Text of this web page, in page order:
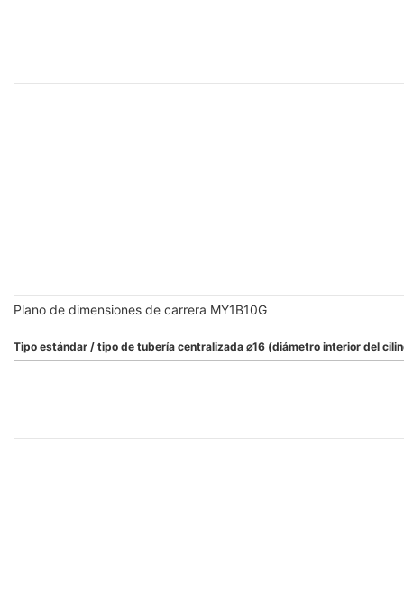
Plano de dimensiones de carrera MY1B10G
Tipo estándar / tipo de tubería centralizada ⌀16 (diámetro interior del